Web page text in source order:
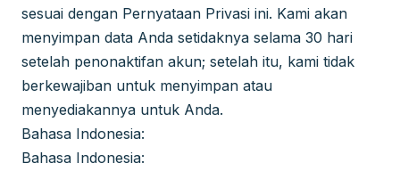
sesuai dengan Pernyataan Privasi ini. Kami akan
menyimpan data Anda setidaknya selama 30 hari
setelah penonaktifan akun; setelah itu, kami tidak
berkewajiban untuk menyimpan atau
menyediakannya untuk Anda.
Bahasa Indonesia:
Bahasa Indonesia: